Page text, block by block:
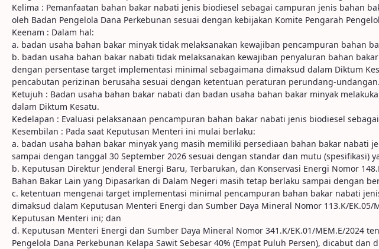
Kelima : Pemanfaatan bahan bakar nabati jenis biodiesel sebagai campuran jenis bahan
oleh Badan Pengelola Dana Perkebunan sesuai dengan kebijakan Komite Pengarah
Keenam : Dalam hal:
a. badan usaha bahan bakar minyak tidak melaksanakan kewajiban pencampuran bahan
b. badan usaha bahan bakar nabati tidak melaksanakan kewajiban penyaluran bahan
dengan persentase target implementasi minimal sebagaimana dimaksud dalam Diktum
pencabutan perizinan berusaha sesuai dengan ketentuan peraturan perundang-undangan.
Ketujuh : Badan usaha bahan bakar nabati dan badan usaha bahan bakar minyak
dalam Diktum Kesatu.
Kedelapan : Evaluasi pelaksanaan pencampuran bahan bakar nabati jenis biodiesel
Kesembilan : Pada saat Keputusan Menteri ini mulai berlaku:
a. badan usaha bahan bakar minyak yang masih memiliki persediaan bahan bakar
sampai dengan tanggal 30 September 2026 sesuai dengan standar dan mutu (spesifikasi)
b. Keputusan Direktur Jenderal Energi Baru, Terbarukan, dan Konservasi Energi Nomor
Bahan Bakar Lain yang Dipasarkan di Dalam Negeri masih tetap berlaku sampai dengan
c. ketentuan mengenai target implementasi minimal pencampuran bahan bakar nabati
dimaksud dalam Keputusan Menteri Energi dan Sumber Daya Mineral Nomor 113.K/
Keputusan Menteri ini; dan
d. Keputusan Menteri Energi dan Sumber Daya Mineral Nomor 341.K/EK.01/MEM.E/2024
Pengelola Dana Perkebunan Kelapa Sawit Sebesar 40% (Empat Puluh Persen), dicabut dan